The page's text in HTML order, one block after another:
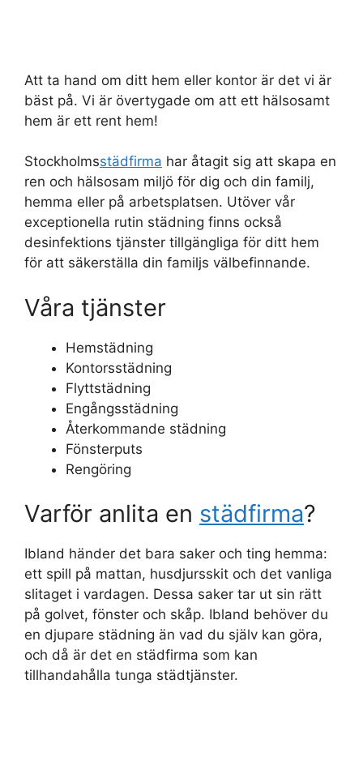
Att ta hand om ditt hem eller kontor är det vi är
bäst på. Vi är övertygade om att ett hälsosamt
hem är ett rent hem!
Stockholmsstädfirma har åtagit sig att skapa en
ren och hälsosam miljö för dig och din familj,
hemma eller på arbetsplatsen. Utöver vår
exceptionella rutin städning finns också
desinfektions tjänster tillgängliga för ditt hem
för att säkerställa din familjs välbefinnande.
Våra tjänster
Hemstädning
Kontorsstädning
Flyttstädning
Engångsstädning
Återkommande städning
Fönsterputs
Rengöring
Varför anlita en städfirma?
Ibland händer det bara saker och ting hemma:
ett spill på mattan, husdjursskit och det vanliga
slitaget i vardagen. Dessa saker tar ut sin rätt
på golvet, fönster och skåp. Ibland behöver du
en djupare städning än vad du själv kan göra,
och då är det en städfirma som kan
tillhandahålla tunga städtjänster.